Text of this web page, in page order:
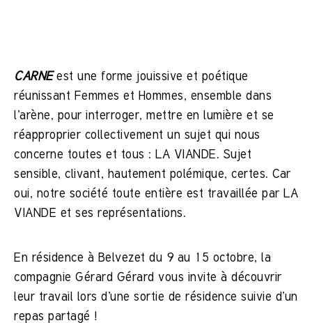
CARNEest une forme jouissive et poétique
réunissant Femmes et Hommes, ensemble dans
l’arène, pour interroger, mettre en lumière et se
réapproprier collectivement un sujet qui nous
concerne toutes et tous : LA VIANDE. Sujet
sensible, clivant, hautement polémique, certes. Car
oui, notre société toute entière est travaillée par LA
VIANDE et ses représentations.
En résidence à Belvezet du 9 au 15 octobre, la
compagnie Gérard Gérard vous invite à découvrir
leur travail lors d’une sortie de résidence suivie d’un
repas partagé !